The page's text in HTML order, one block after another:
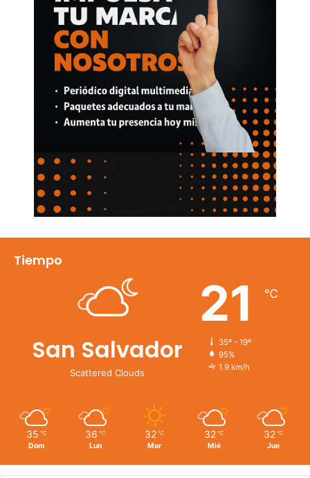
Tiempo
San Salvador
Scattered Clouds
21 ℃
35º - 19º
95%
1.9 km/h
35 ℃
Dom
36 ℃
Lun
32 ℃
Mar
32 ℃
Mié
32 ℃
Jue